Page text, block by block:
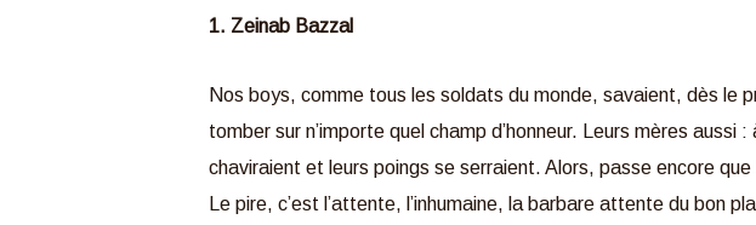
1. Zeinab Bazzal
Nos boys, comme tous les soldats du monde, savaient, dès le
tomber sur n’importe quel champ d’honneur. Leurs mères
chaviraient et leurs poings se serraient. Alors, passe encore
Le pire, c’est l’attente, l’inhumaine, la barbare attente du bon